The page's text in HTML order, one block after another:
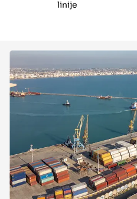
linije